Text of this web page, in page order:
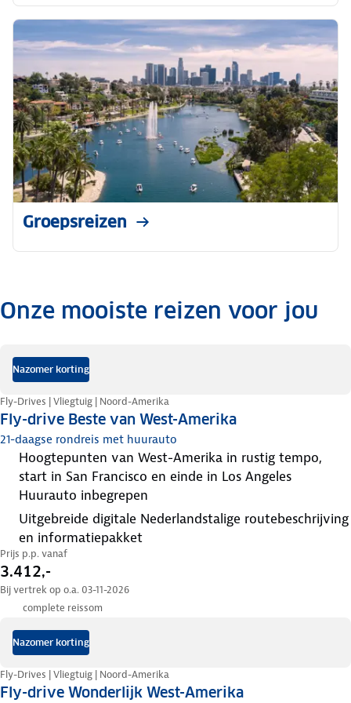
Groepsreizen
.Onze mooiste reizen voor jou
Nazomer korting
Fly-drive Beste van West-Amerika
Fly-Drives | Vliegtuig | Noord-Amerika
21-daagse rondreis met huurauto
hoogtepunten van West-Amerika in rustig tempo,
start in San Francisco en einde in Los Angeles
huurauto inbegrepen
uitgebreide digitale Nederlandstalige routebeschrijving
en informatiepakket
Prijs p.p. vanaf
3.412,-
Bij vertrek op o.a. 03-11-2026
complete reissom
Nazomer korting
Fly-drive Wonderlijk West-Amerika
Fly-Drives | Vliegtuig | Noord-Amerika